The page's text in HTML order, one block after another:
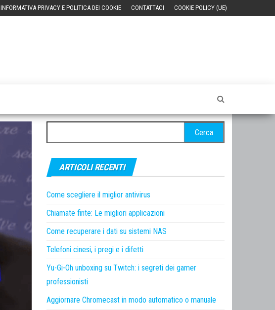
INFORMATIVA PRIVACY E POLITICA DEI COOKIE CONTATTACI COOKIE POLICY (UE)
per:
ARTICOLI RECENTI
Come scegliere il miglior antivirus
Chiamate finte: Le migliori applicazioni
Come recuperare i dati su sistemi NAS
Telefoni cinesi, i pregi e i difetti
Yu-Gi-Oh unboxing su Twitch: i segreti dei gamer
professionisti
Aggiornare Chromecast in modo automatico o manuale